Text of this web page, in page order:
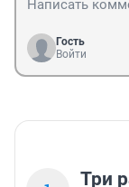
Гость
Войти
Три